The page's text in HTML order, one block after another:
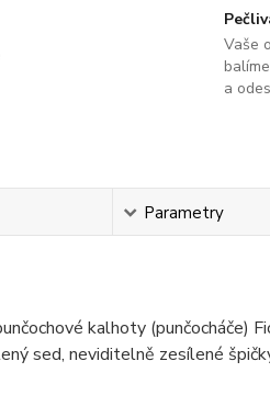
Vaše
a
Parametry
kalhoty (punčocháče)
sed, neviditelně zesílené